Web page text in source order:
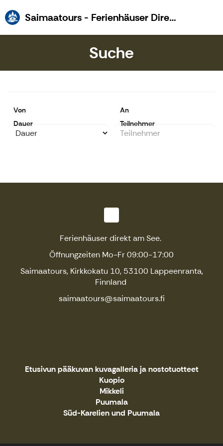
Saimaatours - Ferienhäuser Direkt Am See
Suche
Von
An
Dauer
Teilnehmer
Ferienhäuser direkt am See.
Öffnungzeiten Mo-Fr 09:00-17:00
Saimaatours, Kirkkokatu 10, 53100 Lappeenranta,
Finnland
saimaatours@saimaatours.fi
Etusivun pääkuvan kuvagalleria ja nostotuotteet
Kuopio
Mikkeli
Puumala
Süd-Karelien und Puumala